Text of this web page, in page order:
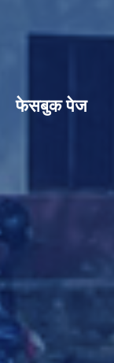
फेसबुक पेज